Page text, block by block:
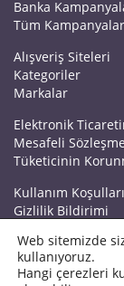
Banka
Tüm Kampanyalar
Alışveriş Siteleri
Kategoriler
Markalar
Elektronik
Mesafeli
Tüketicinin
Kullanım Koşulları
Gizlilik Bildirimi
Kuponrazzi Blog
Mağaza Ekle
Web sitemizde
kullanıyoruz.
Hangi çerezleri